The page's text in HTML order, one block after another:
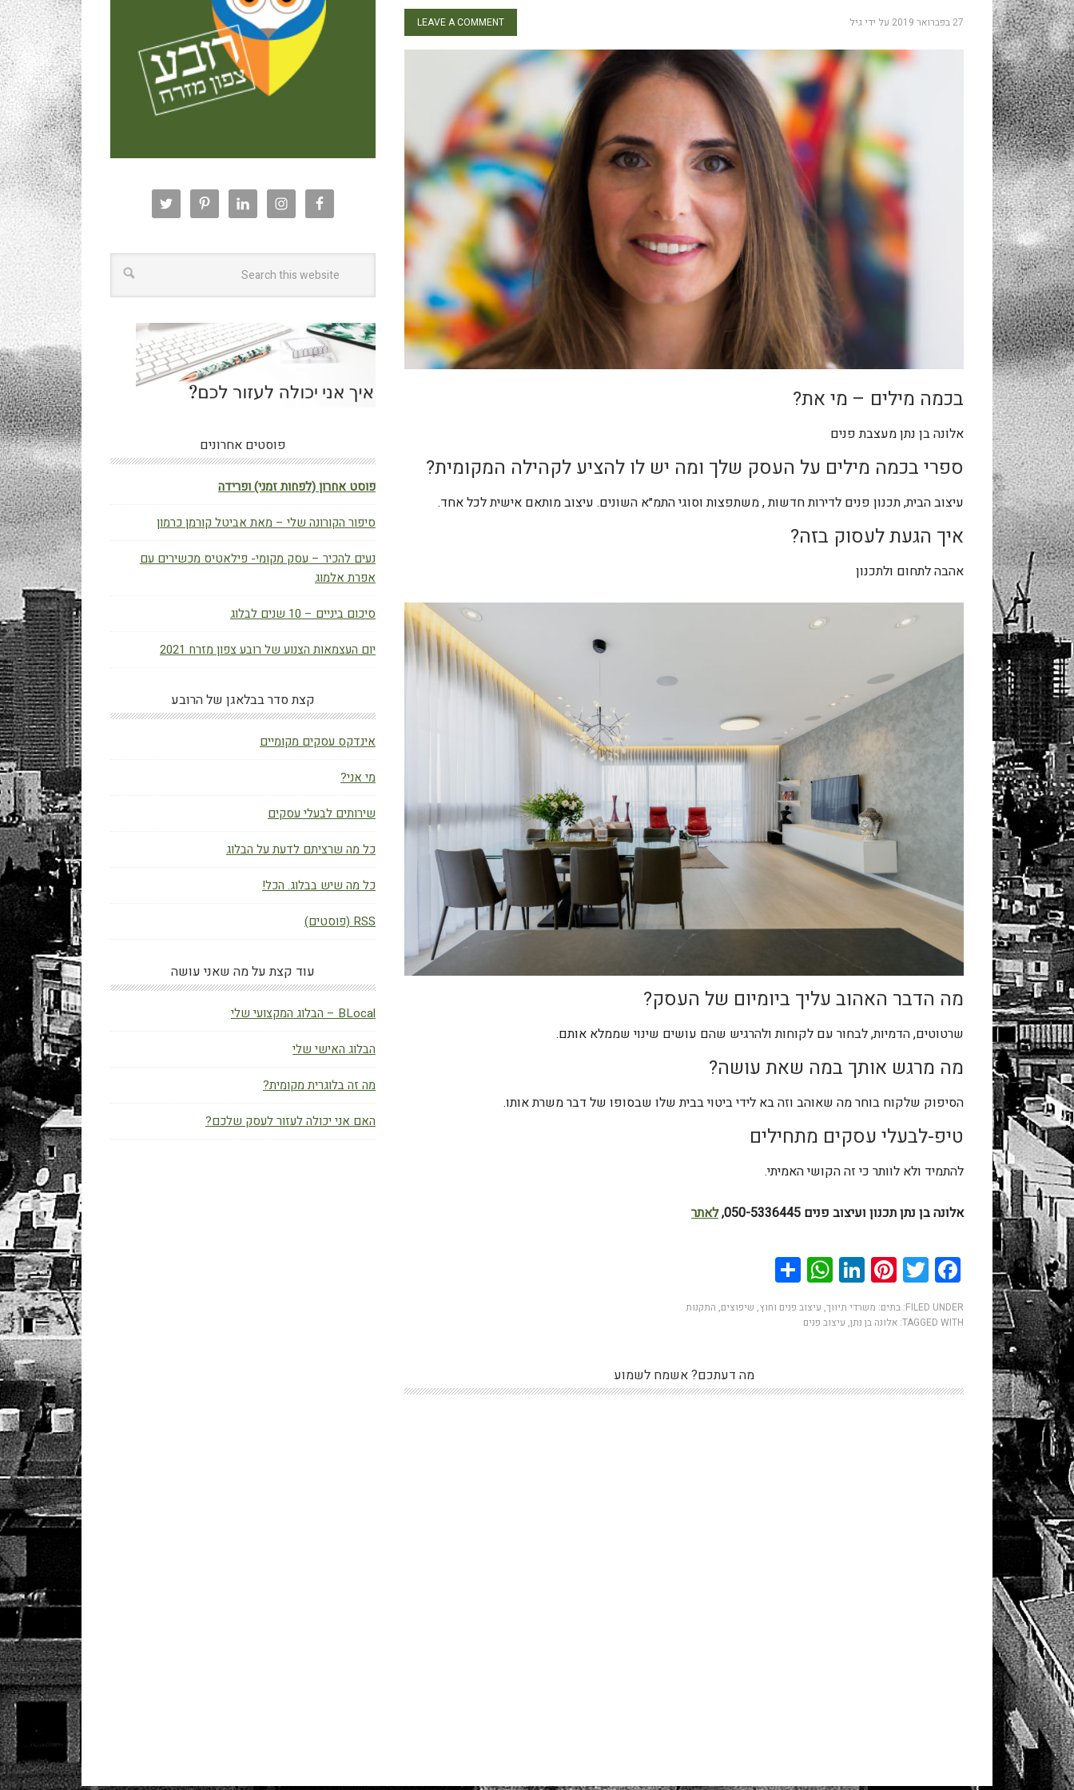
27 בפברואר 2019 על ידיגיל LEAVE A COMMENT
בכמה מילים – מי את?
אלונה בן נתן מעצבת פנים
ספרי בכמה מילים על העסק שלך ומה יש לו להציע לקהילה המקומית?
עיצוב הבית, תכנון פנים לדירות חדשות , משתפצות וסוגי התמ״א השונים. עיצוב מותאם אישית לכל אחד.
איך הגעת לעסוק בזה?
אהבה לתחום ולתכנון
מה הדבר האהוב עליך ביומיום של העסק?
שרטוטים, הדמיות, לבחור עם לקוחות ולהרגיש שהם עושים שינוי שממלא אותם.
מה מרגש אותך במה שאת עושה?
הסיפוק שלקוח בוחר מה שאוהב וזה בא לידי ביטוי בבית שלו שבסופו של דבר משרת אותו.
טיפ-לבעלי עסקים מתחילים
להתמיד ולא לוותר כי זה הקושי האמיתי.
אלונה בן נתן תכנון ועיצוב פנים 050-5336445,
לאתר
Facebook
Twitter
Pinterest
LinkedIn
WhatsApp
FILED UNDER: בתים: משרדי תיווך, עיצוב פנים וחוץ, שיפוצים, התקנות
TAGGED WITH: אלונה בן נתן, עיצוב פנים
מה דעתכם? אשמח לשמוע
פוסטים אחרונים
פוסט אחרון (לפחות זמני) ופרידה
סיפור הקורונה שלי – מאת אביטל קורמן כרמון
נעים להכיר – עסק מקומי- פילאטיס מכשירים עם
אפרת אלמוג
סיכום ביניים – 10 שנים לבלוג
יום העצמאות הצנוע של רובע צפון מזרח 2021
קצת סדר בבלאגן של הרובע
אינדקס עסקים מקומיים
מי אני?
שירותים לבעלי עסקים
כל מה שרציתם לדעת על הבלוג
כל מה שיש בבלוג. הכל!
RSS (פוסטים)
עוד קצת על מה שאני עושה
BLocal – הבלוג המקצועי שלי
הבלוג האישי שלי
מה זה בלוגרית מקומית?
האם אני יכולה לעזור לעסק שלכם?